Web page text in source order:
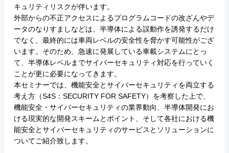
キュリティリスクが伴います。
外部からの不正アクセスによるプログラムコードの改ざんやデ
ータのなりすましなどは、半導体による誤動作を誘発するだけ
でなく、最終的には車両レベルの安全性を脅かす可能性がござ
います。そのため、急速に発展している車載システムにとっ
て、半導体レベルまでサイバーセキュリティ対応を行っていく
ことが更に必要になってきます。
本セミナーでは、機能安全とサイバーセキュリティを両立する
考え方（S4S：SECURITY FOR SAFETY）を考察した上で、
機能安全・サイバーセキュリティの業界動向、半導体開発にお
ける現実的な開発スキームとポイント、そして各社における機
能安全とサイバーセキュリティのサービスとソリューションに
ついてご紹介致します。